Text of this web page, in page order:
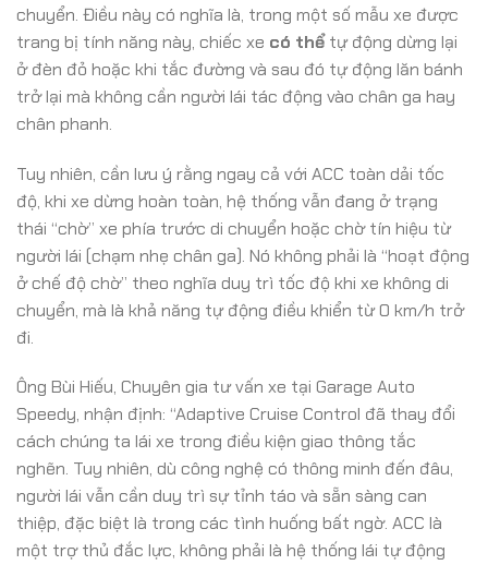
chuyển. Điều này có nghĩa là, trong một số mẫu xe được
trang bị tính năng này, chiếc xe có thểtự động dừng lại
ở đèn đỏ hoặc khi tắc đường và sau đó tự động lăn bánh
trở lại mà không cần người lái tác động vào chân ga hay
chân phanh.
Tuy nhiên, cần lưu ý rằng ngay cả với ACC toàn dải tốc
độ, khi xe dừng hoàn toàn, hệ thống vẫn đang ở trạng
thái “chờ” xe phía trước di chuyển hoặc chờ tín hiệu từ
người lái (chạm nhẹ chân ga). Nó không phải là “hoạt động
ở chế độ chờ” theo nghĩa duy trì tốc độ khi xe không di
chuyển, mà là khả năng tự động điều khiển từ 0 km/h trở
đi.
Ông Bùi Hiếu, Chuyên gia tư vấn xe tại Garage Auto
Speedy, nhận định: “Adaptive Cruise Control đã thay đổi
cách chúng ta lái xe trong điều kiện giao thông tắc
nghẽn. Tuy nhiên, dù công nghệ có thông minh đến đâu,
người lái vẫn cần duy trì sự tỉnh táo và sẵn sàng can
thiệp, đặc biệt là trong các tình huống bất ngờ. ACC là
một trợ thủ đắc lực, không phải là hệ thống lái tự động